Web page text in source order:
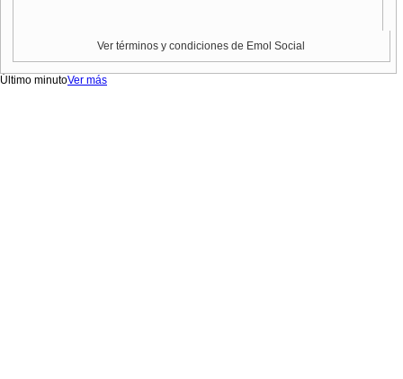
Ver términos y condiciones de Emol Social
Último minutoVer más